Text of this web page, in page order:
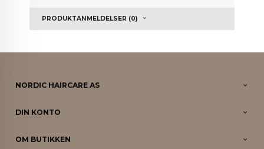
PRODUKTANMELDELSER (0)
NORDIC HAIRCARE AS
DIN KONTO
OM BUTIKKEN